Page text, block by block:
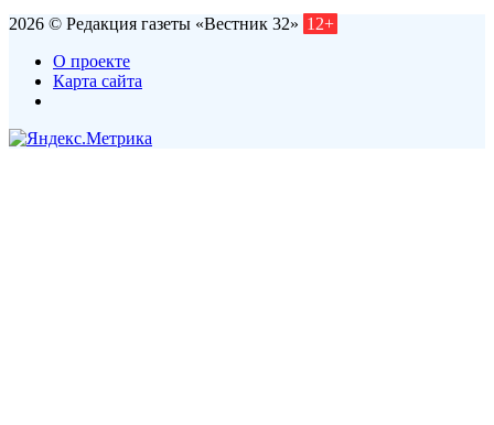
2026 © Редакция газеты «Вестник 32» 12+
О проекте
Карта сайта